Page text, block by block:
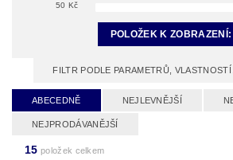
50 Kč
POLOŽEK K ZOBRAZENÍ:
FILTR PODLE PARAMETRŮ, VLASTNOSTÍ
ABECEDNĚ NEJLEVNĚJŠÍ
NEJPRODÁVANĚJŠÍ
15 položek celkem